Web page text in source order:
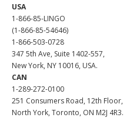
USA
1-866-85-LINGO
(1-866-85-54646)
1-866-503-0728
347 5th Ave, Suite 1402-557,
New York, NY 10016, USA.
CAN
1-289-272-0100
251 Consumers Road, 12th Floor,
North York, Toronto, ON M2J 4R3.